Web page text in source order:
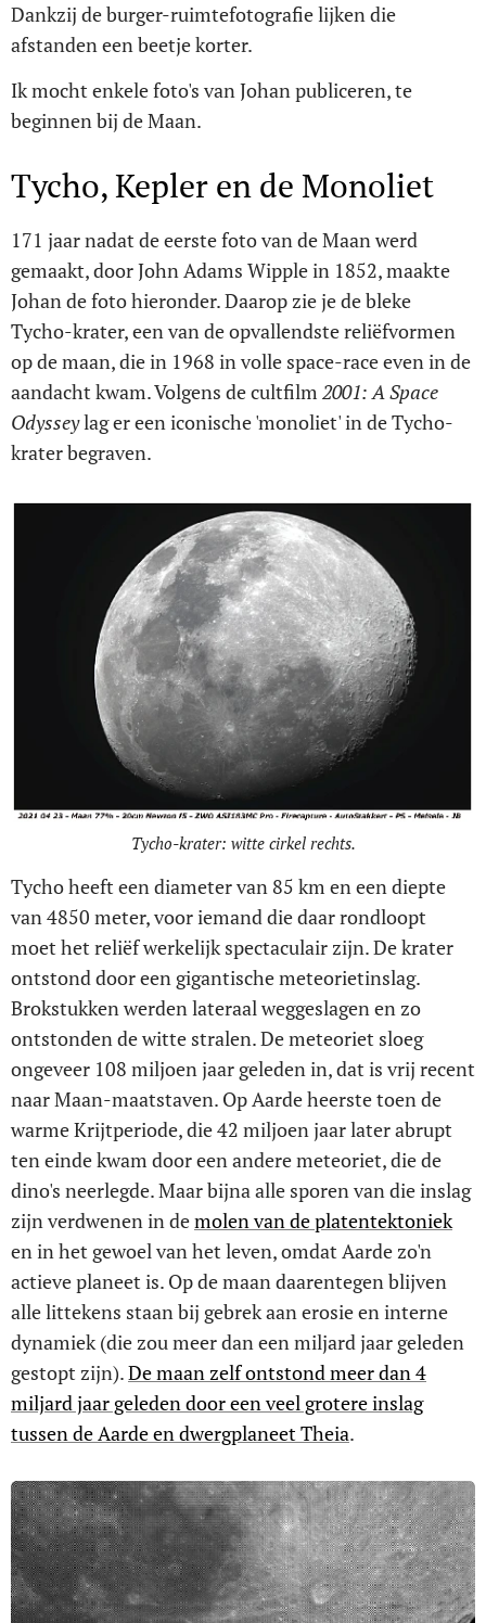
Dankzij de burger-ruimtefotografie lijken die
afstanden een beetje korter.
Ik mocht enkele foto's van Johan publiceren, te
beginnen bij de Maan.
Tycho, Kepler en de Monoliet
171 jaar nadat de eerste foto van de Maan werd
gemaakt, door John Adams Wipple in 1852, maakte
Johan de foto hieronder. Daarop zie je de bleke
Tycho-krater, een van de opvallendste reliëfvormen
op de maan, die in 1968 in volle space-race even in de
aandacht kwam. Volgens de cultfilm 2001: A Space
Odysseylag er een iconische 'monoliet' in de Tycho-
krater begraven.
Tycho-krater: witte cirkel rechts.
Tycho heeft een diameter van 85 km en een diepte
van 4850 meter, voor iemand die daar rondloopt
moet het reliëf werkelijk spectaculair zijn. De krater
ontstond door een gigantische meteorietinslag.
Brokstukken werden lateraal weggeslagen en zo
ontstonden de witte stralen. De meteoriet sloeg
ongeveer 108 miljoen jaar geleden in, dat is vrij recent
naar Maan-maatstaven. Op Aarde heerste toen de
warme Krijtperiode, die 42 miljoen jaar later abrupt
ten einde kwam door een andere meteoriet, die de
dino's neerlegde. Maar bijna alle sporen van die inslag
zijn verdwenen in demolen van de platentektoniek
en in het gewoel van het leven, omdat Aarde zo'n
actieve planeet is. Op de maan daarentegen blijven
alle littekens staan bij gebrek aan erosie en interne
dynamiek (die zou meer dan een miljard jaar geleden
gestopt zijn).De maan zelf ontstond meer dan 4
miljard jaar geleden door een veel grotere inslag
tussen de Aarde en dwergplaneet Theia.